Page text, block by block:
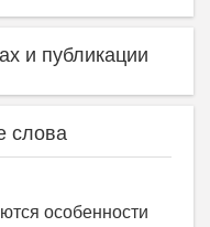
и публикации
слова
особенности